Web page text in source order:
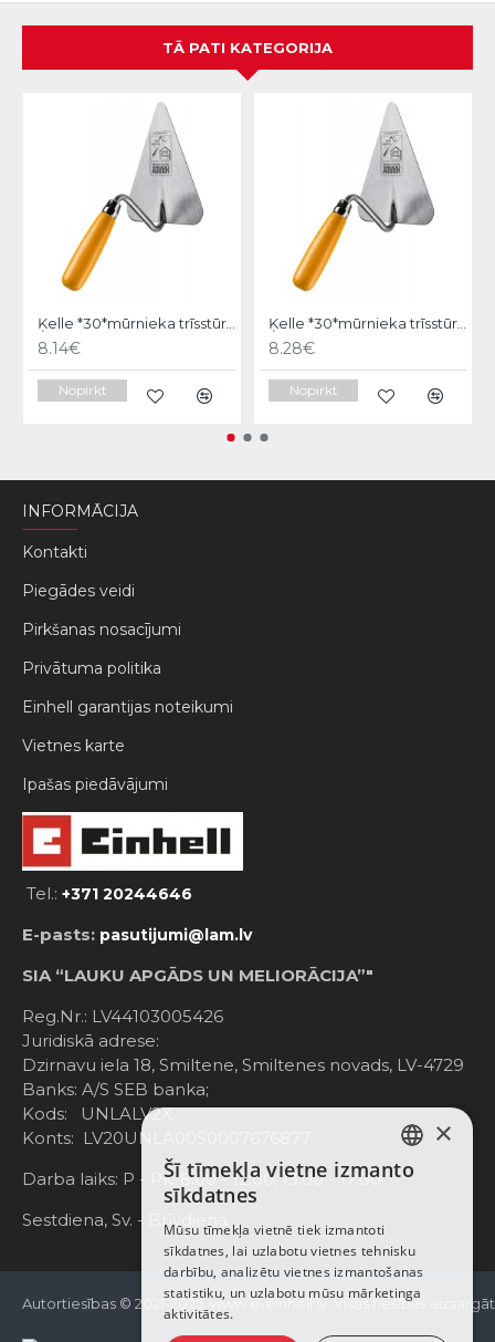
TĀ PATI KATEGORIJA
Ķelle *30*mūrnieka trīsstūra 18cm, Hardy
8.14€
Nopirkt
Ķelle *30*mūrnieka trīsstūra 20cm, Hardy
8.28€
Nopirkt
INFORMĀCIJA
Kontakti
Piegādes veidi
Pirkšanas nosacījumi
Privātuma politika
Einhell garantijas noteikumi
Vietnes karte
Ipašas piedāvājumi
Tel.: +371 20244646
E-pasts: pasutijumi@lam.lv
SIA “LAUKU APGĀDS UN MELIORĀCIJA”"
Reg.Nr.: LV44103005426
Juridiskā adrese:
Dzirnavu iela 18, Smiltene, Smiltenes novads, LV-4729
Banks: A/S SEB banka;
Kods: UNLALV2X
Konts: LV20UNLA0050007676877
Darba laiks: P - Pk. 8:00 - 12:00; 13:00 - 17:00
Sestdiena, Sv. - Brīvdiena
Autortiesības © 2021-2025, www.e-einhell.lv, Visas tiesības
LATVIAN
ENGLISH
×
Šī tīmekļa vietne izmanto
sīkdatnes
Mūsu tīmekļa vietnē tiek izmantoti
sīkdatnes, lai uzlabotu vietnes tehnisku
darbību, analizētu vietnes izmantošanas
statistiku, un uzlabotu mūsu mārketinga
aktivitātes.